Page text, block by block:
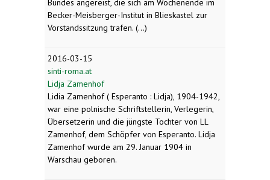
Bundes angereist, die sich am Wochenende im
Becker-Meisberger-Institut in Blieskastel zur
Vorstandssitzung trafen. (...)
2016-03-15
sinti-roma.at
Lidja Zamenhof
Lidia Zamenhof ( Esperanto : Lidja), 1904-1942,
war eine polnische Schriftstellerin, Verlegerin,
Übersetzerin und die jüngste Tochter von LL
Zamenhof, dem Schöpfer von Esperanto. Lidja
Zamenhof wurde am 29. Januar 1904 in
Warschau geboren.